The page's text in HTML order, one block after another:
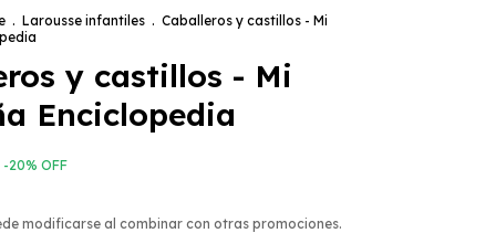
. Larousse infantiles . Caballeros y castillos - Mi
y castillos - Mi
Enciclopedia
-20% OFF
modificarse al combinar con otras promociones.